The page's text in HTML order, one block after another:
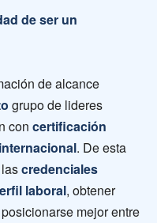
de ser un
de alcance
grupo de lideres
con certificación
internacional. De esta
credenciales
laboral, obtener
mejor entre